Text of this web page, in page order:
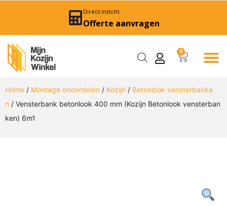
Direct inzicht
Offerte aanvragen
0
Home / Montage onderdelen / Kozijn / Betonlook vensterbanke
n / Vensterbank betonlook 400 mm (Kozijn Betonlook vensterban
ken) 6m1